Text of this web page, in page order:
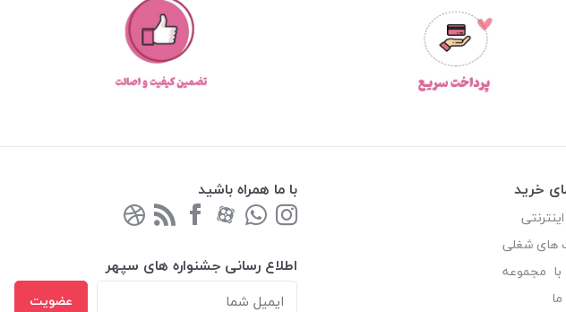
خرید
های شغلی
با مجموعه
با ما همراه باشید
اطلاع رسانی جشنواره های سپهر
عضویت